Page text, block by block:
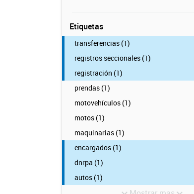
Etiquetas
transferencias (1)
registros seccionales (1)
registración (1)
prendas (1)
motovehículos (1)
motos (1)
maquinarias (1)
encargados (1)
dnrpa (1)
autos (1)